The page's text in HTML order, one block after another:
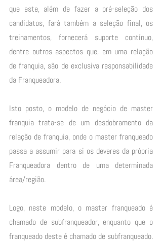
que este, além de fazer a pré-seleção dos
candidatos, fará também a seleção final, os
treinamentos, fornecerá suporte contínuo,
dentre outros aspectos que, em uma relação
de franquia, são de exclusiva responsabilidade
da Franqueadora.
Isto posto, o modelo de negócio de master
franquia trata-se de um desdobramento da
relação de franquia, onde o master franqueado
passa a assumir para si os deveres da própria
Franqueadora dentro de uma determinada
área/região.
Logo, neste modelo, o master franqueado é
chamado de subfranqueador, enquanto que o
franqueado deste é chamado de subfranqueado.